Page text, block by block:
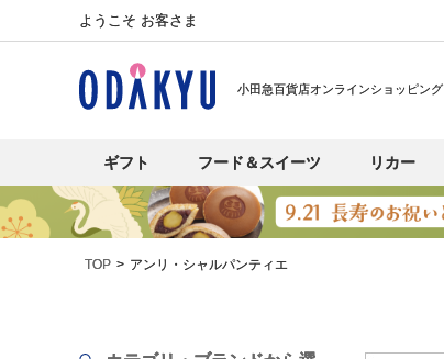
ようこそ お客さま
小田急百貨店オンラインショッピング
ギフト フード＆スイーツ リカー
TOP アンリ・シャルパンティエ